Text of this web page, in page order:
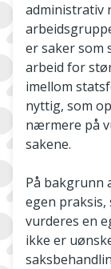
administrativ
er saker som
arbeid for
imellom
nyttig, som
nærmere på
sakene.
På bakgrunn
egen
vurderes en
ikke er